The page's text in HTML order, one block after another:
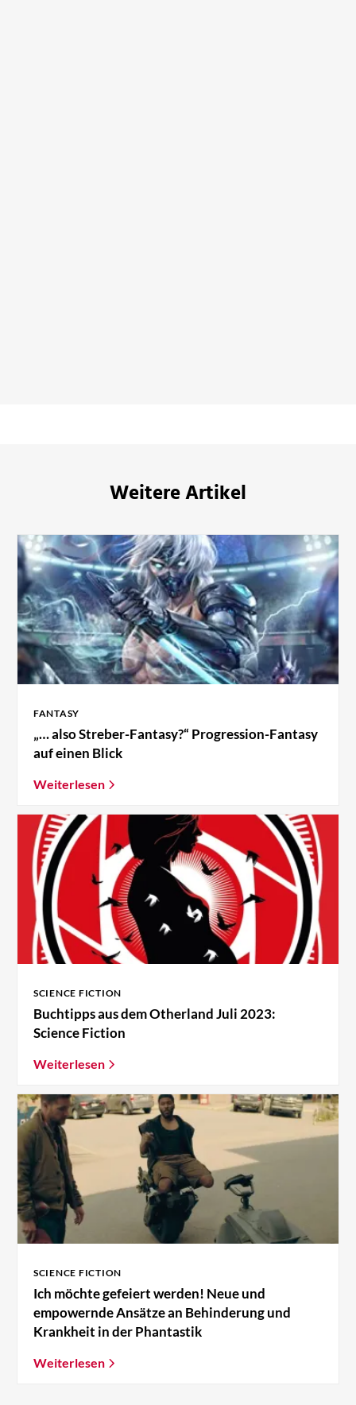
Weitere Artikel
FANTASY
„… also Streber-Fantasy?“ Progression-Fantasy
auf einen Blick
Weiterlesen
SCIENCE FICTION
Buchtipps aus dem Otherland Juli 2023:
Science Fiction
Weiterlesen
SCIENCE FICTION
Ich möchte gefeiert werden! Neue und
empowernde Ansätze an Behinderung und
Krankheit in der Phantastik
Weiterlesen